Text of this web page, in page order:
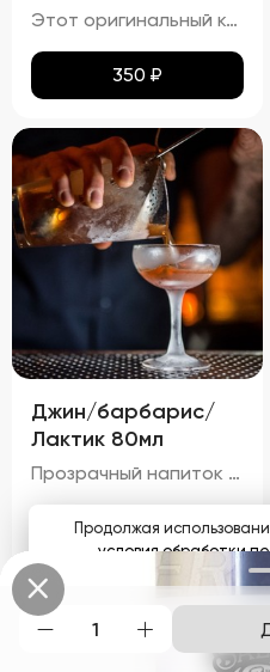
Этот оригинальный коктейль отличается тёмно-красным оттенком, который образуется благодаря сочетанию малины и колы. Аромат цитруса от лимонной цедры и свежий хвойный запах пихты создают уникальную комбинацию, усиливаемую сладким ароматом малины и морошки, а также лёгким пряным запахом корицы. На вкус коктейль освежает сочетанием лимона и малины, дополненных сладостью колы. Хвойные ноты пихты придают напитку уникальный лесной акцент, а корица добавляет тёплую пряность. Газированная текстура благодаря коле делает этот коктейль особенно освежающим, а большое количество льда сохраняет его холодным и бодрящим.
350 ₽
Джин/барбарис/
Лактик 80мл
Прозрачный напиток с легким светло-желтым оттенком и золотистыми бликами, обусловленными чаем и барбарисом. Аромат свежий, с преобладанием запаха черного чая и тонких мятных ноток. Цитрусовый оттенок джина гармонично сочетается с характерным запахом барбариса, а молочный аромат лактического кордиала придает напитку мягкость и округлость.
250₽
Продолжая
условия обработки
соглашаетесь с